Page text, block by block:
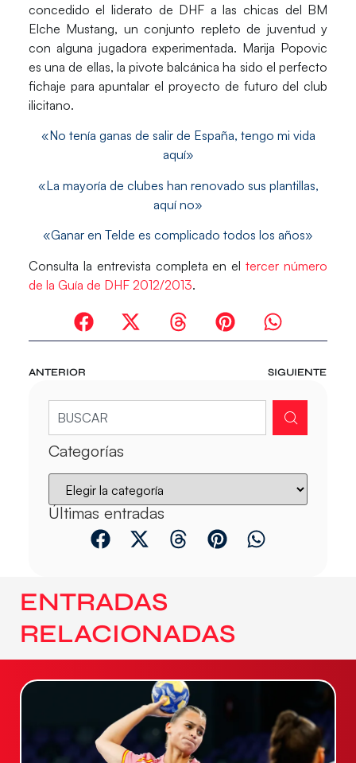
concedido el liderato de DHF a las chicas del BM
Elche Mustang, un conjunto repleto de juventud y
con alguna jugadora experimentada. Marija Popovic
es una de ellas, la pivote balcánica ha sido el perfecto
fichaje para apuntalar el proyecto de futuro del club
ilicitano.
«No tenía ganas de salir de España, tengo mi vida
aquí»
«La mayoría de clubes han renovado sus plantillas,
aquí no»
«Ganar en Telde es complicado todos los años»
Consulta la entrevista completa en eltercer número
de la Guía de DHF 2012/2013.
ANTERIOR SIGUIENTE
Categorías
Últimas entradas
ENTRADAS
RELACIONADAS